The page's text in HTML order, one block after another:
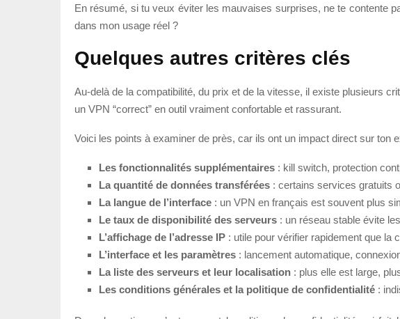
En résumé, si tu veux éviter les mauvaises surprises, ne te contente
dans mon usage réel ?
Quelques autres critères clés
Au-delà de la compatibilité, du prix et de la vitesse, il existe plusieurs
un VPN “correct” en outil vraiment confortable et rassurant.
Voici les points à examiner de près, car ils ont un impact direct sur ton
Les fonctionnalités supplémentaires : kill switch, protection
La quantité de données transférées : certains services gratuits
La langue de l’interface : un VPN en français est souvent plus
Le taux de disponibilité des serveurs : un réseau stable évite
L’affichage de l’adresse IP : utile pour vérifier rapidement que la
L’interface et les paramètres : lancement automatique,
La liste des serveurs et leur localisation : plus elle est large,
Les conditions générales et la politique de confidentialité :